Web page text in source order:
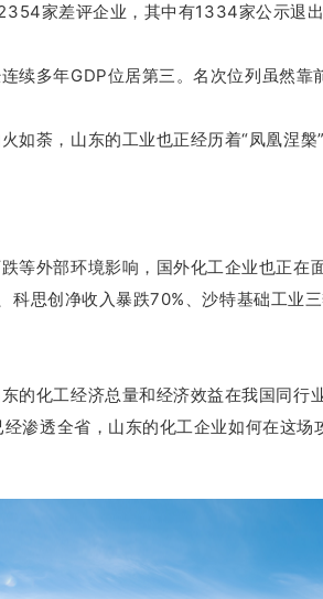
家差评企业，其中有1334家公示退出
续多年GDP位居第三。名次位列虽然靠
如荼，山东的工业也正经历着“凤凰涅
等外部环境影响，国外化工企业也正在
思创净收入暴跌70%、沙特基础工业三
的化工经济总量和经济效益在我国同行
渗透全省，山东的化工企业如何在这场